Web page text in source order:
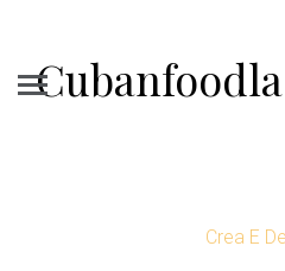
Cubanfoodla
Crea E